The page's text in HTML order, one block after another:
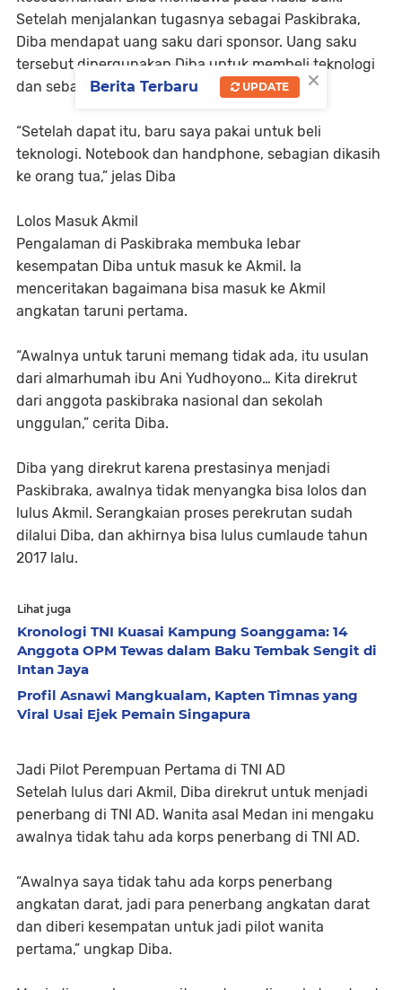
Setelah menjalankan tugasnya sebagai Paskibraka,
Diba mendapat uang saku dari sponsor. Uang saku
tersebut dipergunakan Diba untuk membeli teknologi
dan sebagian diberikan kepada orang tua.
“Setelah dapat itu, baru saya pakai untuk beli
teknologi. Notebook dan handphone, sebagian dikasih
ke orang tua,” jelas Diba
Lolos Masuk Akmil
Pengalaman di Paskibraka membuka lebar
kesempatan Diba untuk masuk ke Akmil. Ia
menceritakan bagaimana bisa masuk ke Akmil
angkatan taruni pertama.
“Awalnya untuk taruni memang tidak ada, itu usulan
dari almarhumah ibu Ani Yudhoyono… Kita direkrut
dari anggota paskibraka nasional dan sekolah
unggulan,” cerita Diba.
Diba yang direkrut karena prestasinya menjadi
Paskibraka, awalnya tidak menyangka bisa lolos dan
lulus Akmil. Serangkaian proses perekrutan sudah
dilalui Diba, dan akhirnya bisa lulus cumlaude tahun
2017 lalu.
Lihat juga
Kronologi TNI Kuasai Kampung Soanggama: 14
Anggota OPM Tewas dalam Baku Tembak Sengit di
Intan Jaya
Profil Asnawi Mangkualam, Kapten Timnas yang
Viral Usai Ejek Pemain Singapura
Jadi Pilot Perempuan Pertama di TNI AD
Setelah lulus dari Akmil, Diba direkrut untuk menjadi
penerbang di TNI AD. Wanita asal Medan ini mengaku
awalnya tidak tahu ada korps penerbang di TNI AD.
“Awalnya saya tidak tahu ada korps penerbang
angkatan darat, jadi para penerbang angkatan darat
dan diberi kesempatan untuk jadi pilot wanita
pertama,” ungkap Diba.
×
Berita Terbaru UPDATE